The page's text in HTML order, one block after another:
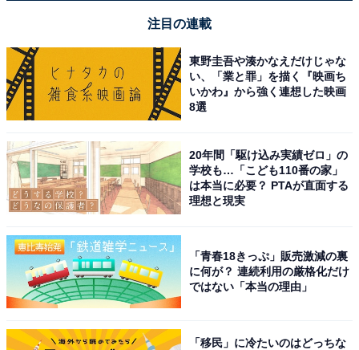
注目の連載
東野圭吾や湊かなえだけじゃな
い、「業と罪」を描く『映画ち
いかわ』から強く連想した映画
8選
20年間「駆け込み実績ゼロ」の
学校も…「こども110番の家」
は本当に必要？ PTAが直面する
理想と現実
「青春18きっぷ」販売激減の裏
に何が？ 連続利用の厳格化だけ
ではない「本当の理由」
「移民」に冷たいのはどっちな